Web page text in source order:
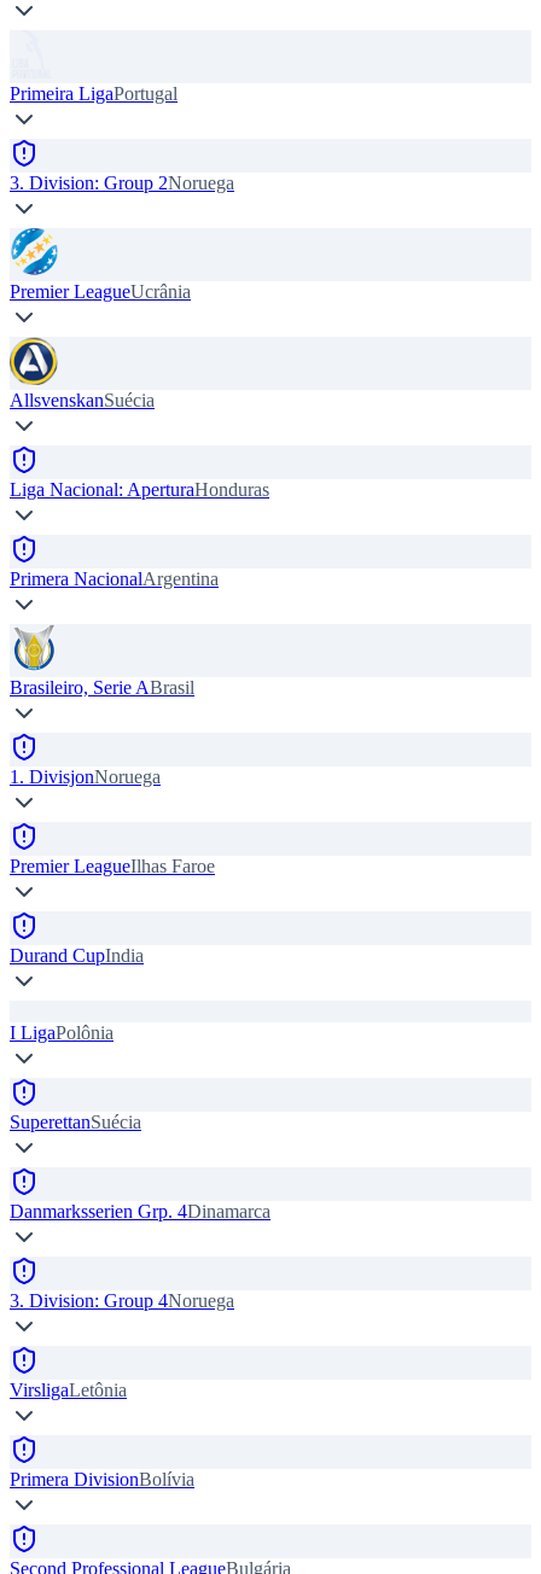
Primeira LigaPortugal
3. Division: Group 2Noruega
Premier LeagueUcrânia
AllsvenskanSuécia
Liga Nacional: AperturaHonduras
Primera NacionalArgentina
Brasileiro, Serie ABrasil
1. DivisjonNoruega
Premier LeagueIlhas Faroe
Durand CupIndia
I LigaPolônia
SuperettanSuécia
Danmarksserien Grp. 4Dinamarca
3. Division: Group 4Noruega
VirsligaLetônia
Primera DivisionBolívia
Second Professional LeagueBulgária